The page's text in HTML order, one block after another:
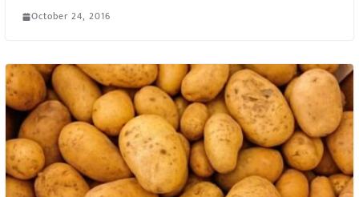
October 24, 2016